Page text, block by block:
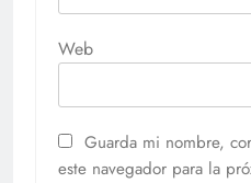
Web
Guarda mi nombre,
este navegador para la